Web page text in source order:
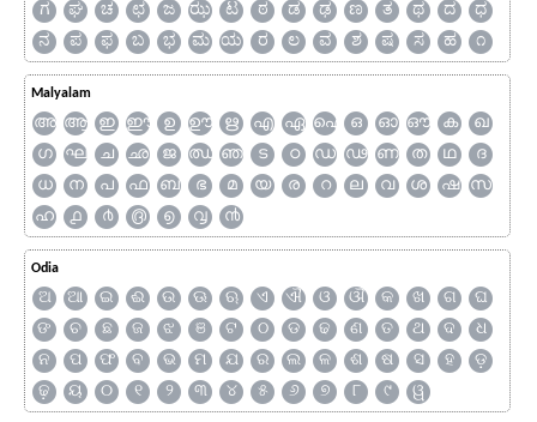
ಗ
ಘ ಚ ಛ ಜ ಝ ಟ ಠ ಡ ಢ ಣ ತ ಥ ದ
ಧ
ನ
ಪ ಫ ಬ ಭ ಮ ಯ ರ ಲ ವ ಶ ಷ ಸ ಹ ೧
Malyalam
അ ആ ഇ ഈ ഉ ഊ ഋ എ ഏ ഐ ഒ ഓ ഔ ക
ഖ
ഗ
ഘ ച ഛ ജ ഝ ഞ ട ഠ ഡ ഢ ണ ത ഥ
ദ
ധ
ന പ ഫ ബ ഭ മ യ ര റ ല വ ശ ഷ
സ
ഹ
൧ ൪ ൫ ൭ ൮ ൯
Odia
ଅ ଆ ଇ ଈ ଉ ଊ ଋ ଏ ଐ ଓ ଔ କ ଖ ଗ
ଘ
ଙ
ଚ ଛ ଜ ଝ ଞ ଟ ଠ ଡ ଢ ଣ ତ ଥ ଦ
ଧ
ନ
ପ ଫ ବ ଭ ମ ଯ ର ଲ ଳ ଶ ଷ ସ ହ
ଡ଼
ଢ଼
ୟ ୦ ୧ ୨ ୩ ୪ ୫ ୬ ୭ ୮ ୯ ୱ